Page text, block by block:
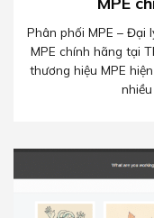
Phân phối MPE – Đại
MPE chính hãng tại
thương hiệu MPE
nhiều